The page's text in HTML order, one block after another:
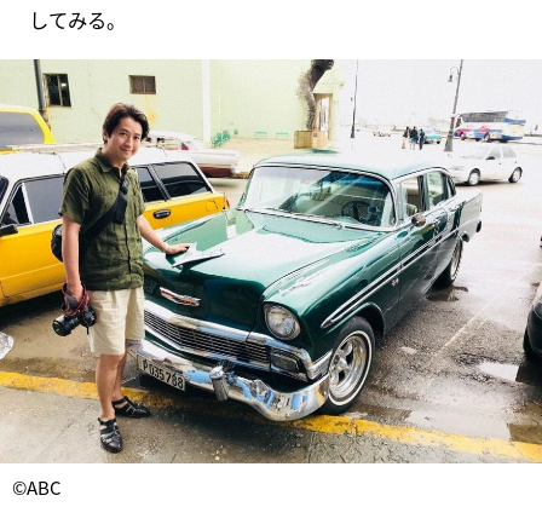
してみる。
©ABC